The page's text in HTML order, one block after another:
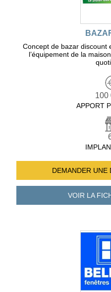
Concept de bazar discount
l’équipement de la
100
APPORT
DEMANDER UNE
VOIR LA